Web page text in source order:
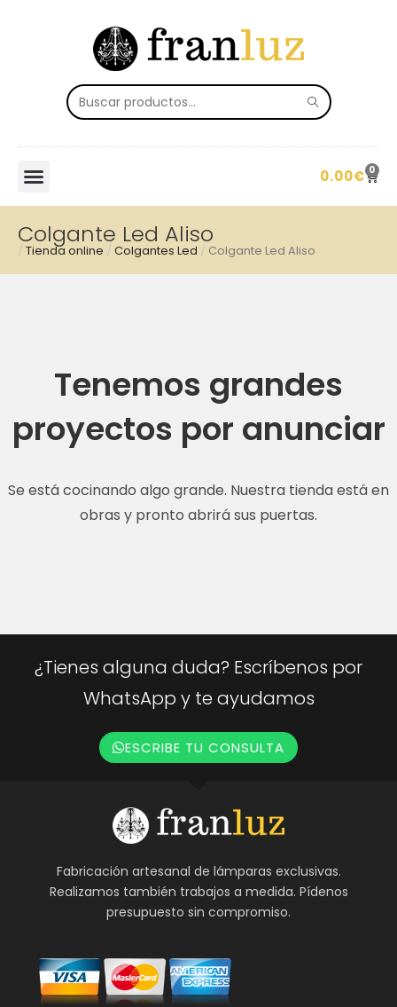
0.00€ 0
Colgante Led Aliso
/ Tienda online / Colgantes Led / Colgante Led Aliso
Tenemos grandes
proyectos por anunciar
Se está cocinando algo grande. Nuestra tienda está en
obras y pronto abrirá sus puertas.
¿Tienes alguna duda? Escríbenos por
WhatsApp y te ayudamos
ESCRIBE TU CONSULTA
Fabricación artesanal de lámparas exclusivas.
Realizamos también trabajos a medida. Pídenos
presupuesto sin compromiso.